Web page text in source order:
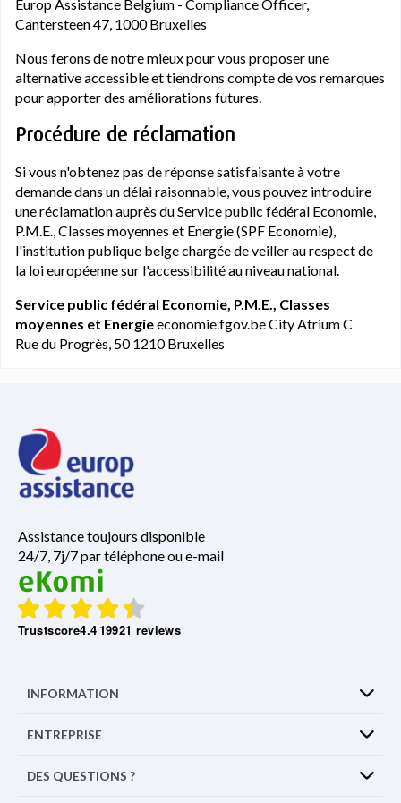
Europ Assistance Belgium - Compliance Officer,
Cantersteen 47, 1000 Bruxelles
Nous ferons de notre mieux pour vous proposer une
alternative accessible et tiendrons compte de vos remarques
pour apporter des améliorations futures.
Procédure de réclamation
Si vous n'obtenez pas de réponse satisfaisante à votre
demande dans un délai raisonnable, vous pouvez introduire
une réclamation auprès du Service public fédéral Economie,
P.M.E., Classes moyennes et Energie (SPF Economie),
l'institution publique belge chargée de veiller au respect de
la loi européenne sur l'accessibilité au niveau national.
Service public fédéral Economie, P.M.E., Classes
moyennes et Energieeconomie.fgov.be City Atrium C
Rue du Progrès, 50 1210 Bruxelles
Assistance toujours disponible
24/7, 7j/7 par téléphone ou e-mail
Trustscore4.419921 reviews
INFORMATION
ENTREPRISE
DES QUESTIONS ?